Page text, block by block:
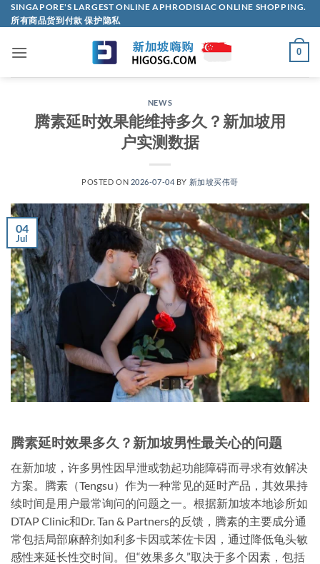
Skip
to
SINGAPORE'S LARGEST ONLINE APHRODISIAC ONLINE SHOPPING.
所有商品货到付款 保护隐私
0
NEWS
腾素延时效果能维持多久？新加坡用
户实测数据
POSTED ON 2026-07-04 BY 新加坡买伟哥
04
Jul
腾素延时效果多久？新加坡男性最关心的问题
在新加坡，许多男性因早泄或勃起功能障碍而寻求有效解决
方案。腾素（Tengsu）作为一种常见的延时产品，其效果持
续时间是用户最常询问的问题之一。根据新加坡本地诊所如
DTAP Clinic和Dr. Tan & Partners的反馈，腾素的主要成分通
常包括局部麻醉剂如利多卡因或苯佐卡因，通过降低龟头敏
感性来延长性交时间。但“效果多久”取决于多个因素，包括